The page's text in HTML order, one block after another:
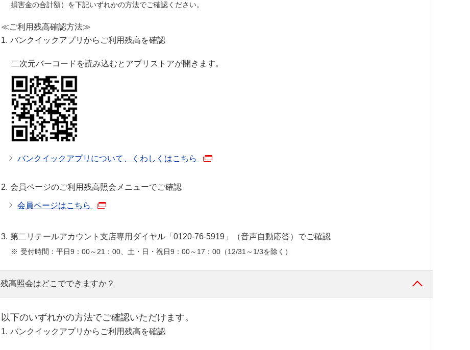
損害金の合計額）を下記いずれかの方法でご確認ください。
≪ご利用残高確認方法≫
バンクイックアプリからご利用残高を確認
二次元バーコードを読み込むとアプリストアが開きます。
バンクイックアプリについて、くわしくはこちら
会員ページのご利用残高照会メニューでご確認
会員ページはこちら
第二リテールアカウント支店専用ダイヤル「0120-76-5919」（音声自動応答）でご確認
受付時間：平日9：00～21：00、土・日・祝日9：00～17：00（12/31～1/3を除く）
残高照会はどこでできますか？
以下のいずれかの方法でご確認いただけます。
バンクイックアプリからご利用残高を確認